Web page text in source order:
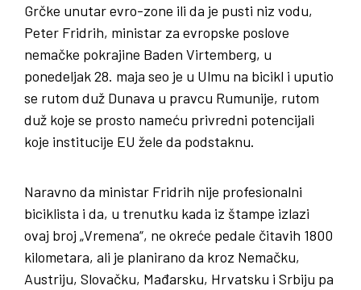
Grčke unutar evro-zone ili da je pusti niz vodu,
Peter Fridrih, ministar za evropske poslove
nemačke pokrajine Baden Virtemberg, u
ponedeljak 28. maja seo je u Ulmu na bicikl i uputio
se rutom duž Dunava u pravcu Rumunije, rutom
duž koje se prosto nameću privredni potencijali
koje institucije EU žele da podstaknu.
Naravno da ministar Fridrih nije profesionalni
biciklista i da, u trenutku kada iz štampe izlazi
ovaj broj „Vremena“, ne okreće pedale čitavih 1800
kilometara, ali je planirano da kroz Nemačku,
Austriju, Slovačku, Mađarsku, Hrvatsku i Srbiju pa